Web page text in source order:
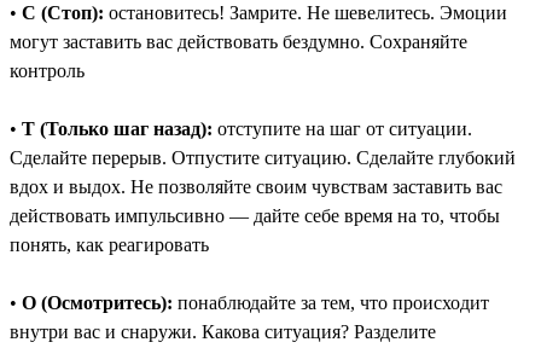
• С (Стоп): остановитесь! Замрите. Не шевелитесь. Эмоции
могут заставить вас действовать бездумно. Сохраняйте
контроль
• Т (Только шаг назад): отступите на шаг от ситуации.
Сделайте перерыв. Отпустите ситуацию. Сделайте глубокий
вдох и выдох. Не позволяйте своим чувствам заставить вас
действовать импульсивно — дайте себе время на то, чтобы
понять, как реагировать
• О (Осмотритесь): понаблюдайте за тем, что происходит
внутри вас и снаружи. Какова ситуация? Разделите